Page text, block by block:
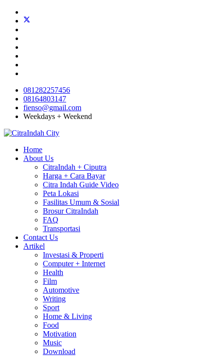
081282257456
08164803147
fienso@gmail.com
Weekdays + Weekend
Home
About Us
CitraIndah + Ciputra
Harga + Cara Bayar
Citra Indah Guide Video
Peta Lokasi
Fasilitas Umum & Sosial
Brosur CitraIndah
FAQ
Transportasi
Contact Us
Artikel
Investasi & Properti
Computer + Internet
Health
Film
Automotive
Writing
Sport
Home & Living
Food
Motivation
Music
Download